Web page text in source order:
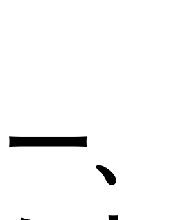
一